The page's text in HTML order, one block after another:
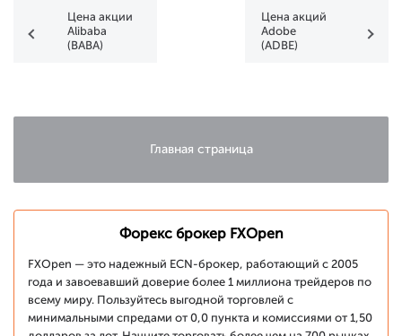
Цена акции
Alibaba
(BABA)
Цена акций
Adobe
(ADBE)
за 22 месяца
Главная страница
Форекс брокер FXOpen
FXOpen — это надежный ECN-брокер, работающий с 2005
года и завоевавший доверие более 1 миллиона трейдеров по
всему миру. Пользуйтесь выгодной торговлей с
минимальными спредами от 0,0 пункта и комиссиями от 1,50